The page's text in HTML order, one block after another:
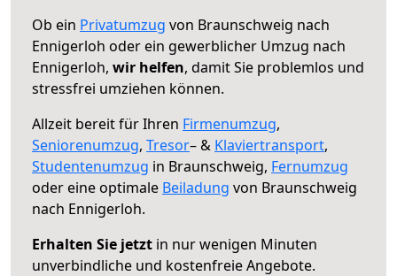
Ob ein Privatumzug von Braunschweig nach
Ennigerloh oder ein gewerblicher Umzug nach
Ennigerloh, wir helfen, damit Sie problemlos und
stressfrei umziehen können.
Allzeit bereit für Ihren Firmenumzug,
Seniorenumzug, Tresor– & Klaviertransport,
Studentenumzug in Braunschweig, Fernumzug
oder eine optimale Beiladung von Braunschweig
nach Ennigerloh.
Erhalten Sie jetzt in nur wenigen Minuten
unverbindliche und kostenfreie Angebote.